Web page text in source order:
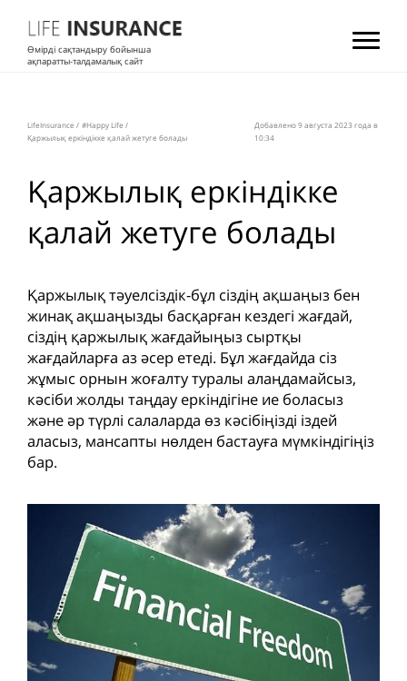
Өмірді сақтандыру бойынша
ақпаратты-талдамалық сайт
LifeInsurance / #Happy Life /
Қаржылық еркіндікке қалай жетуге болады
Добавлено 9 августа 2023 года в
10:34
Қаржылық еркіндікке
қалай жетуге болады
Қаржылық тәуелсіздік-бұл сіздің ақшаңыз бен
жинақ ақшаңызды басқарған кездегі жағдай,
сіздің қаржылық жағдайыңыз сыртқы
жағдайларға аз әсер етеді. Бұл жағдайда сіз
жұмыс орнын жоғалту туралы алаңдамайсыз,
кәсіби жолды таңдау еркіндігіне ие боласыз
және әр түрлі салаларда өз кәсібіңізді іздей
аласыз, мансапты нөлден бастауға мүмкіндігіңіз
бар.